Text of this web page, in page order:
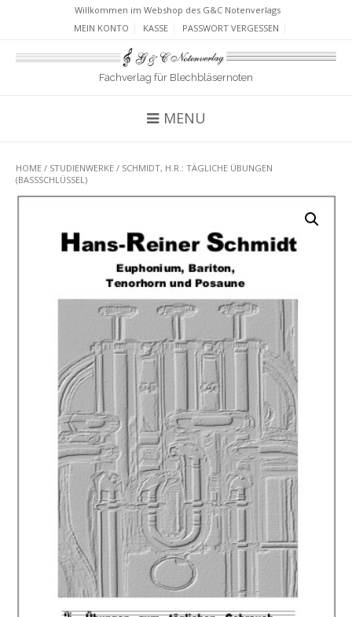
Willkommen im Webshop des G&C Notenverlags
MEIN KONTO
KASSE PASSWORT VERGESSEN
Fachverlag für Blechbläsernoten
MENU
HOME / STUDIENWERKE / SCHMIDT, H.R.: TÄGLICHE ÜBUNGEN
(BASSSCHLÜSSEL)